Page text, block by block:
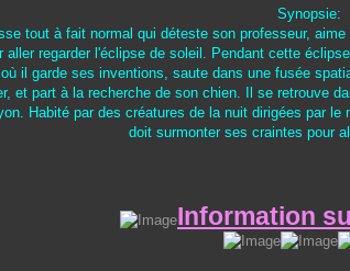
Synopsie:
tout à fait normal qui déteste son professeur,
aller regarder l'éclipse de soleil. Pendant cette
il garde ses inventions, saute dans une fusée
et part à la recherche de son chien. Il se retrouve
Habité par des créatures de la nuit dirigées par
doit surmonter ses craintes pour
Information